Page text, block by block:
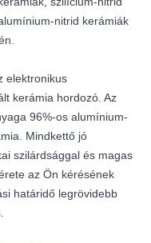
nitrid kerámiák
elektronikus
kerámia hordozó. Az
96%-os alumínium-
Mindkettő jó
szilárdsággal és magas
az Ön kérésének
határidő legrövidebb